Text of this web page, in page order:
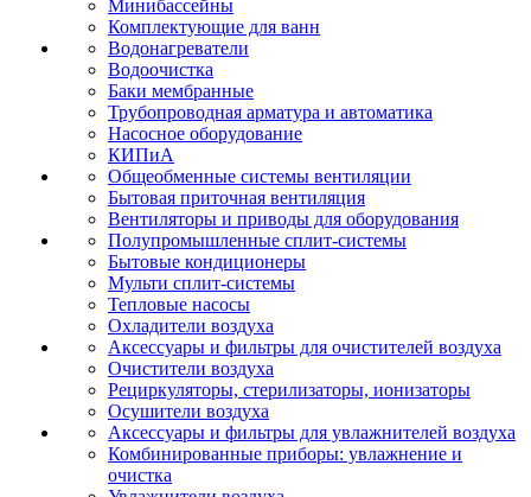
Минибассейны
Комплектующие для ванн
Водонагреватели
Водоочистка
Баки мембранные
Трубопроводная арматура и автоматика
Насосное оборудование
КИПиА
Общеобменные системы вентиляции
Бытовая приточная вентиляция
Вентиляторы и приводы для оборудования
Полупромышленные сплит-системы
Бытовые кондиционеры
Мульти сплит-системы
Тепловые насосы
Охладители воздуха
Аксессуары и фильтры для очистителей воздуха
Очистители воздуха
Рециркуляторы, стерилизаторы, ионизаторы
Осушители воздуха
Аксессуары и фильтры для увлажнителей воздуха
Комбинированные приборы: увлажнение и
очистка